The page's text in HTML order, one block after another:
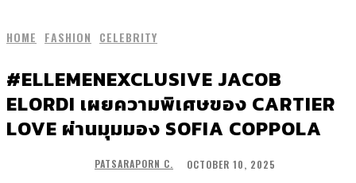
HOME FASHION CELEBRITY
#ELLEMENEXCLUSIVE JACOB
ELORDI เผยความพิเศษของ CARTIER
LOVE ผ่านมุมมอง SOFIA COPPOLA
PATSARAPORN C. OCTOBER 10, 2025